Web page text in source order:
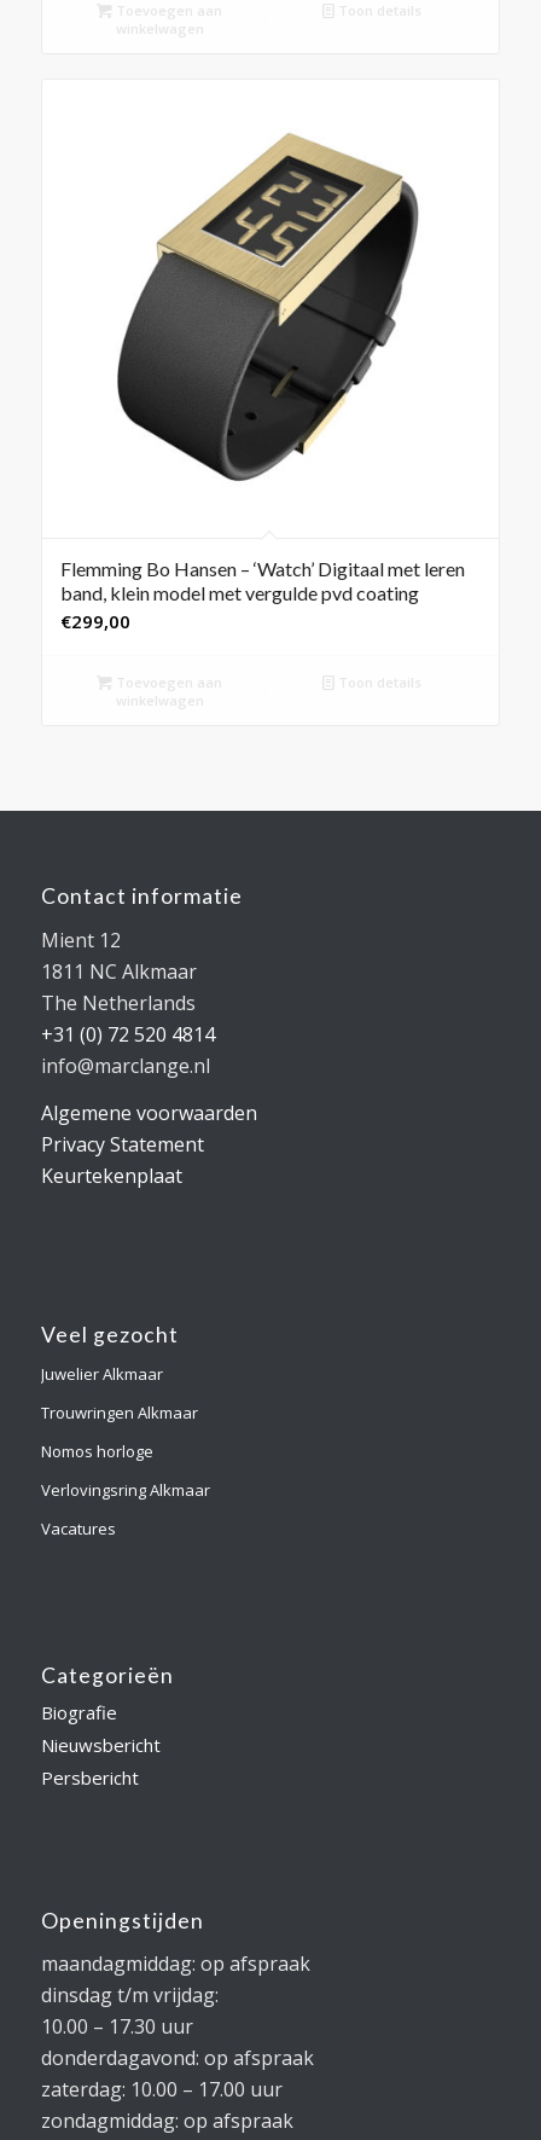
Toevoegen aan
winkelwagen
Toon details
Flemming Bo Hansen – ‘Watch’ Digitaal met leren
band, klein model met vergulde pvd coating
€299,00
Toevoegen aan
winkelwagen
Toon details
Contact informatie
Mient 12
1811 NC Alkmaar
The Netherlands
+31 (0) 72 520 4814
info@marclange.nl
Algemene voorwaarden
Privacy Statement
Keurtekenplaat
Veel gezocht
Juwelier Alkmaar
Trouwringen Alkmaar
Nomos horloge
Verlovingsring Alkmaar
Vacatures
Categorieën
Biografie
Nieuwsbericht
Persbericht
Openingstijden
maandagmiddag: op afspraak
dinsdag t/m vrijdag:
10.00 – 17.30 uur
donderdagavond: op afspraak
zaterdag: 10.00 – 17.00 uur
zondagmiddag: op afspraak